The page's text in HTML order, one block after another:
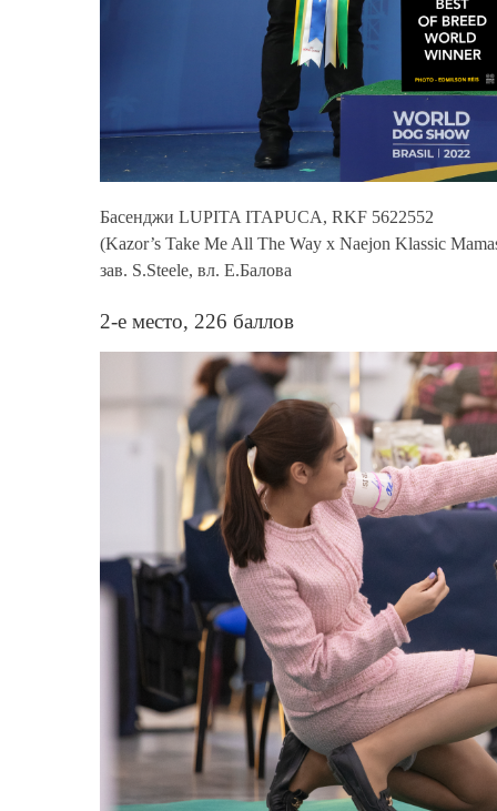
Басенджи LUPITA ITAPUCA, RKF 5622552
(Kazor’s Take Me All The Way x Naejon Klassic
зав. S.Steele, вл. Е.Балова
2-е место, 226 баллов